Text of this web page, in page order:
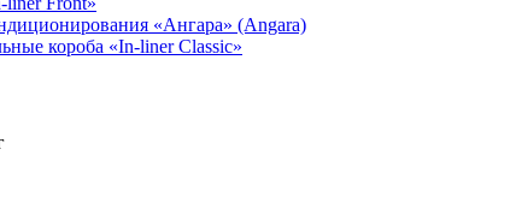
«Ангара» (Angara)
короба «In-liner Classic»